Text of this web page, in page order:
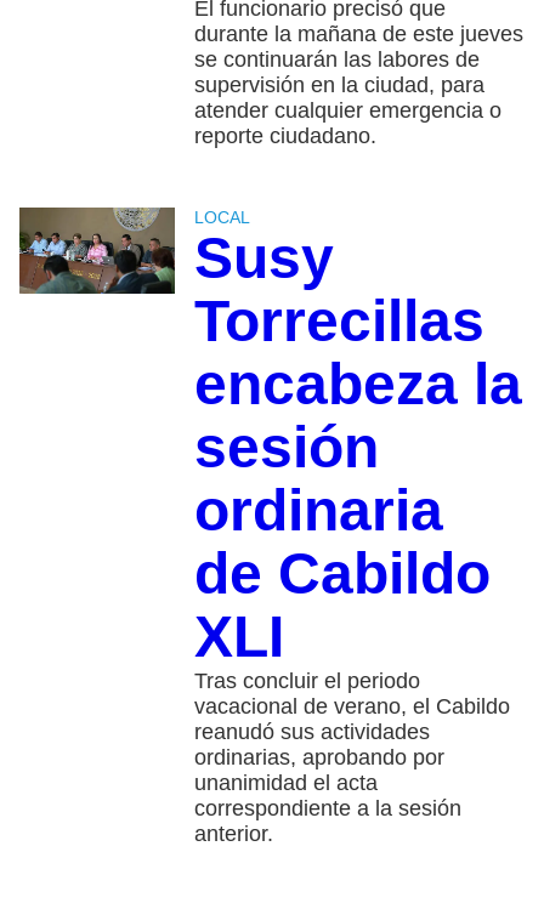
El funcionario precisó que
durante la mañana de este jueves
se continuarán las labores de
supervisión en la ciudad, para
atender cualquier emergencia o
reporte ciudadano.
LOCAL
Susy
Torrecillas
encabeza la
sesión
ordinaria
de Cabildo
XLI
Tras concluir el periodo
vacacional de verano, el Cabildo
reanudó sus actividades
ordinarias, aprobando por
unanimidad el acta
correspondiente a la sesión
anterior.